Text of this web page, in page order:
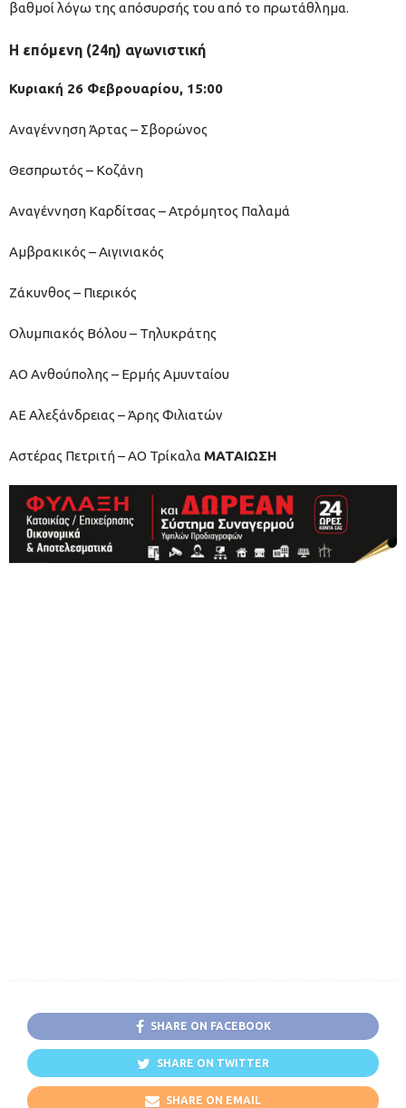
βαθμοί λόγω της απόσυρσής του από το πρωτάθλημα.
Η επόμενη (24η) αγωνιστική
Κυριακή 26 Φεβρουαρίου, 15:00
Αναγέννηση Άρτας – Σβορώνος
Θεσπρωτός – Κοζάνη
Αναγέννηση Καρδίτσας – Ατρόμητος Παλαμά
Αμβρακικός – Αιγινιακός
Ζάκυνθος – Πιερικός
Ολυμπιακός Βόλου – Τηλυκράτης
ΑΟ Ανθούπολης – Ερμής Αμυνταίου
ΑΕ Αλεξάνδρειας – Άρης Φιλιατών
Αστέρας Πετριτή – ΑΟ Τρίκαλα ΜΑΤΑΙΩΣΗ
SHARE ON FACEBOOK
SHARE ON TWITTER
SHARE ON EMAIL